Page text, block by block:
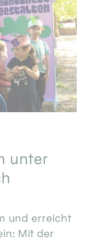
unter
und erreicht
Mit der